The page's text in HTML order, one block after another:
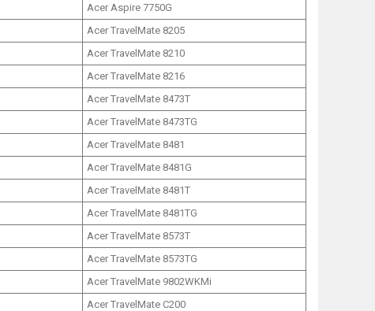
Acer Aspire 7750G
Acer TravelMate 8205
Acer TravelMate 8210
Acer TravelMate 8216
Acer TravelMate 8473T
Acer TravelMate 8473TG
Acer TravelMate 8481
Acer TravelMate 8481G
Acer TravelMate 8481T
Acer TravelMate 8481TG
Acer TravelMate 8573T
Acer TravelMate 8573TG
Acer TravelMate 9802WKMi
Acer TravelMate C200